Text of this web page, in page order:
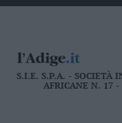
S.I.E. S.P.A. -
AFRICANE N. 17